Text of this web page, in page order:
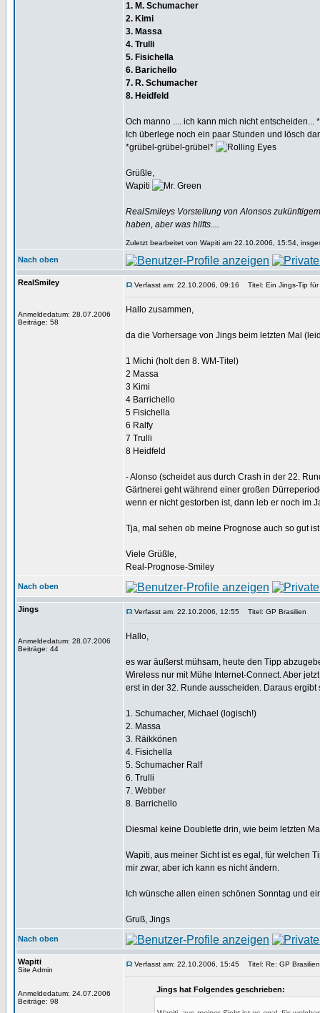
1. M. Schumacher
2. Kimi
3. Massa
4. Trulli
5. Fisichella
6. Barichello
7. R. Schumacher
8. Heidfeld
Och manno .... ich kann mich nicht entscheiden...
Ich überlege noch ein paar Stunden und lösch
*grübel-grübel-grübel*
Grüßle,
Wapiti
RealSmileys Vorstellung von Alonsos
haben, aber was hilfts....
Zuletzt bearbeitet von Wapiti am 22.10.2006, 15:54,
Nach oben
RealSmiley
Anmeldedatum: 28.07.2006
Beiträge: 58
Verfasst am: 22.10.2006, 09:16 Titel: Ein Jings-Tip für
Hallo zusammen,
da die Vorhersage von Jings beim letzten Mal
1 Michi (holt den 8. WM-Titel)
2 Massa
3 Kimi
4 Barrichello
5 Fisichella
6 Ralfy
7 Trulli
8 Heidfeld
- Alonso (scheidet aus durch Crash in der 22.
Gärtnerei geht während einer großen
wenn er nicht gestorben ist, dann leb er noch im
Tja, mal sehen ob meine Prognose auch so gut
Viele Grüßle,
Real-Prognose-Smiley
Nach oben
Jings
Anmeldedatum: 28.07.2006
Beiträge: 44
Verfasst am: 22.10.2006, 12:55 Titel: GP Brasilien
Hallo,
es war äußerst mühsam, heute den Tipp
Wireless nur mit Mühe Internet-Connect. Aber
erst in der 32. Runde ausscheiden. Daraus
1. Schumacher, Michael (logisch!)
2. Massa
3. Räikkönen
4. Fisichella
5. Schumacher Ralf
6. Trulli
7. Webber
8. Barrichello
Diesmal keine Doublette drin, wie beim letzten
Wapiti, aus meiner Sicht ist es egal, für welchen
mir zwar, aber ich kann es nicht ändern.
Ich wünsche allen einen schönen Sonntag und
Gruß, Jings
Nach oben
Wapiti
Site Admin
Anmeldedatum: 24.07.2006
Beiträge: 98
Verfasst am: 22.10.2006, 15:45 Titel: Re: GP Brasilien
Jings hat Folgendes geschrieben: